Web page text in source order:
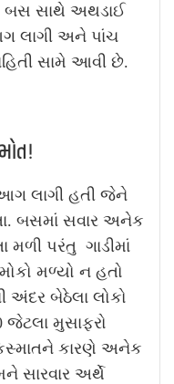
બસ સાથે અથડાઈ
લાગી અને પાંચ
સામે આવી છે.
લાગી હતી જેને
બસમાં સવાર અનેક
મળી પરંતુ ગાડીમાં
મળ્યો ન હતો
અંદર બેઠેલા લોકો
મુસાફરો
કારણે અનેક
સારવાર અર્થે